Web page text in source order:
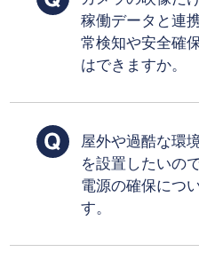
稼働データと連
常検知や安全確
はできますか。
屋外や過酷な環
を設置したいの
電源の確保につ
す。